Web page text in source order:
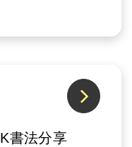
書法分享